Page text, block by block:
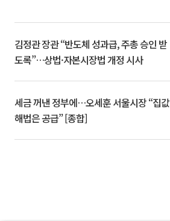
김정관 장관 “반도체 성과급, 주총 승인 받
도록”…상법·자본시장법 개정 시사
세금 꺼낸 정부에…오세훈 서울시장 “집값
해법은 공급” [종합]